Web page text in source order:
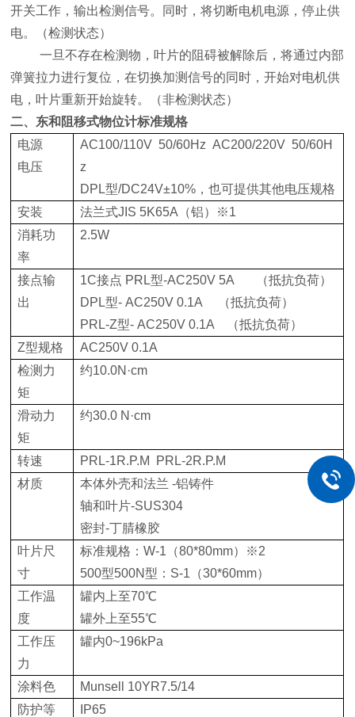
开关工作，输出检测信号。同时，将切断电机电源，停止供
电。（检测状态）
一旦不存在检测物，叶片的阻碍被解除后，将通过内部
弹簧拉力进行复位，在切换加测信号的同时，开始对电机供
电，叶片重新开始旋转。（非检测状态）
二、 东和阻移式物位计标准规格
电源
电压
AC100/110V 50/60Hz AC200/220V 50/60H
z
DPL型/DC24V±10%，也可提供其他电压规格
安装
法兰式JIS 5K65A（铝）※1
消耗功
率
2.5W
接点输
出
1C接点 PRL型-AC250V 5A （抵抗负荷）
DPL型- AC250V 0.1A （抵抗负荷）
PRL-Z型- AC250V 0.1A （抵抗负荷）
Z型规格
AC250V 0.1A
检测力
矩
约10.0N·cm
滑动力
矩
约30.0 N·cm
转速
PRL-1R.P.M PRL-2R.P.M
材质
本体外壳和法兰 -铝铸件
轴和叶片-SUS304
密封-丁腈橡胶
叶片尺
寸
标准规格：W-1（80*80mm）※2
500型500N型：S-1（30*60mm）
工作温
度
罐内上至70℃
罐外上至55℃
工作压
力
罐内0~196kPa
涂料色
Munsell 10YR7.5/14
防护等
IP65